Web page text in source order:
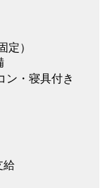
定）
ン・寝具付き
給